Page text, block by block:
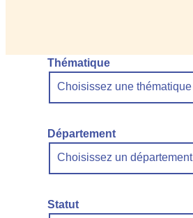
Thématique
Choisissez une thématique
Département
Choisissez un département
Statut